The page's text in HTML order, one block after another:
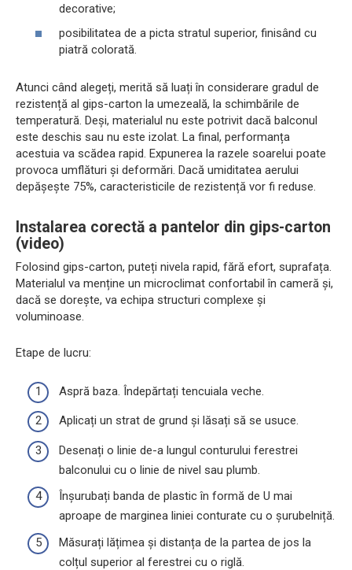
decorative;
posibilitatea de a picta stratul superior, finisând cu
piatră colorată.
Atunci când alegeți, merită să luați în considerare gradul de
rezistență al gips-carton la umezeală, la schimbările de
temperatură. Deși, materialul nu este potrivit dacă balconul
este deschis sau nu este izolat. La final, performanța
acestuia va scădea rapid. Expunerea la razele soarelui poate
provoca umflături și deformări. Dacă umiditatea aerului
depășește 75%, caracteristicile de rezistență vor fi reduse.
Instalarea corectă a pantelor din gips-carton
(video)
Folosind gips-carton, puteți nivela rapid, fără efort, suprafața.
Materialul va menține un microclimat confortabil în cameră și,
dacă se dorește, va echipa structuri complexe și
voluminoase.
Etape de lucru:
Aspră baza. Îndepărtați tencuiala veche.
Aplicați un strat de grund și lăsați să se usuce.
Desenați o linie de-a lungul conturului ferestrei
balconului cu o linie de nivel sau plumb.
Înșurubați banda de plastic în formă de U mai
aproape de marginea liniei conturate cu o șurubelniță.
Măsurați lățimea și distanța de la partea de jos la
colțul superior al ferestrei cu o riglă.